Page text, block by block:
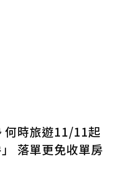
確認送出
何時旅遊11/11起
落單更免收單房